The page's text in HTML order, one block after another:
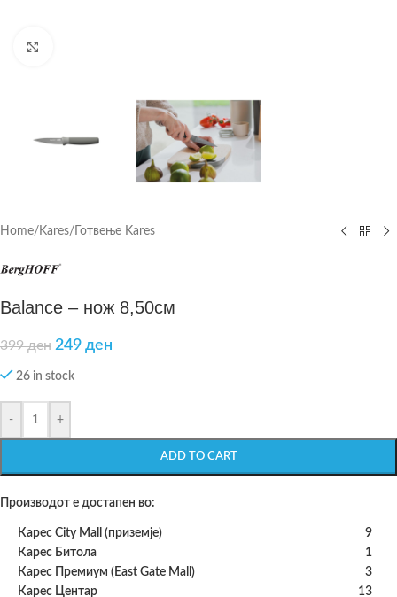
Home/ Kares/ Готвење Kares
Balance – нож 8,50см
399ден 249 ден
26 in stock
- +
ADD TO CART
Производот е достапен во:
Карес City Mall (приземје)
9
Карес Битола
1
Карес Премиум (East Gate Mall)
3
Карес Центар
13